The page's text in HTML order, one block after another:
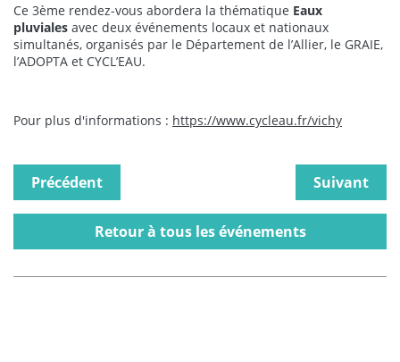
Ce 3ème rendez-vous abordera la thématique Eaux
pluviales avec deux événements locaux et nationaux
simultanés, organisés par le Département de l’Allier, le GRAIE,
l’ADOPTA et CYCL’EAU.
Pour plus d'informations : https://www.cycleau.fr/vichy
Précédent Suivant
Retour à tous les événements